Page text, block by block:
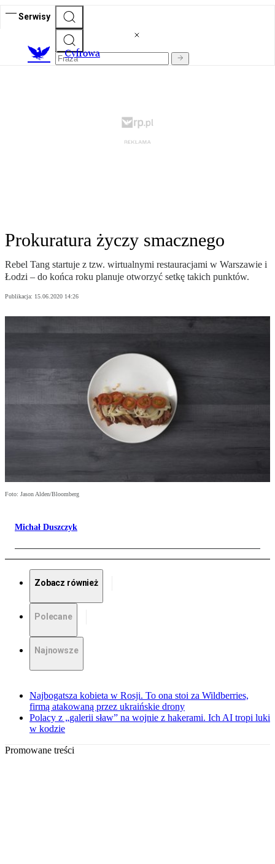
Serwisy
Cyfrowa
Prokuratura życzy smacznego
Rebel Tang startuje z tzw. wirtualnymi restauracjami w Warszawie i
Łodzi – do końca roku planuje otworzyć setkę takich punktów.
Publikacja: 15.06.2020 14:26
Foto: Jason Alden/Bloomberg
Michał Duszczyk
Zobacz również
Polecane
Najnowsze
Najbogatsza kobieta w Rosji. To ona stoi za Wildberries,
firmą atakowaną przez ukraińskie drony
Polacy z „galerii sław” na wojnie z hakerami. Ich AI tropi luki
w kodzie
Promowane treści